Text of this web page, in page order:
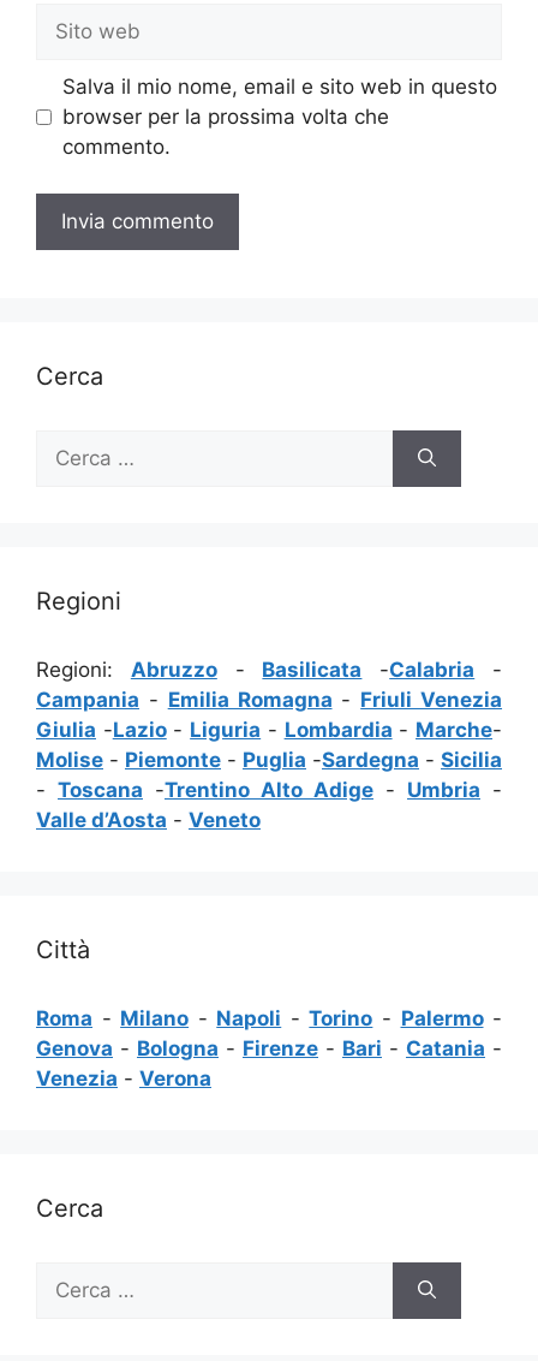
Sito
web
Salva il mio nome, email e sito web in questo
browser per la prossima volta che
commento.
Cerca
per:
Regioni
Regioni: Abruzzo- Basilicata -Calabria -
Campania - Emilia Romagna - Friuli Venezia
Giulia -Lazio- Liguria - Lombardia - Marche-
Molise - Piemonte - Puglia -Sardegna - Sicilia
- Toscana -Trentino Alto Adige - Umbria -
Valle d’Aosta - Veneto
Città
Roma - Milano - Napoli -Torino - Palermo-
Genova - Bologna - Firenze - Bari - Catania -
Venezia - Verona
Cerca
per: